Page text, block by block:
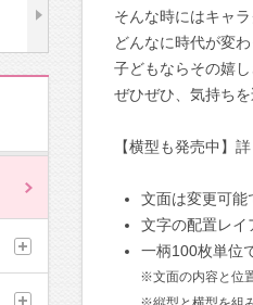
そんな時にはキャ
どんなに時代が変
子どもならその嬉
ぜひぜひ、気持ち
【横型も発売中】
文面は変更可能
文字の配置レ
一柄100枚単位
※文面の内容と位置